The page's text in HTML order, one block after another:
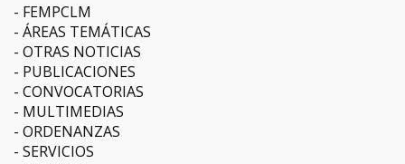
FEMPCLM
ÁREAS TEMÁTICAS
OTRAS NOTICIAS
PUBLICACIONES
CONVOCATORIAS
MULTIMEDIAS
ORDENANZAS
SERVICIOS